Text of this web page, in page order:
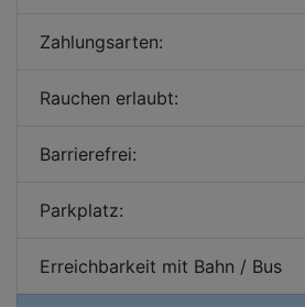
Zahlungsarten:
Rauchen erlaubt:
Barrierefrei:
Parkplatz:
Erreichbarkeit mit Bahn / Bus